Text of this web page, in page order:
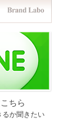
ちら
るか聞きたい